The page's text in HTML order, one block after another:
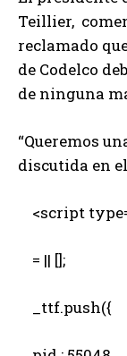
Teillier,
reclamado
de Codelco
de ninguna
“Queremos
discutida en
<script
= || [];
_ttf.push({